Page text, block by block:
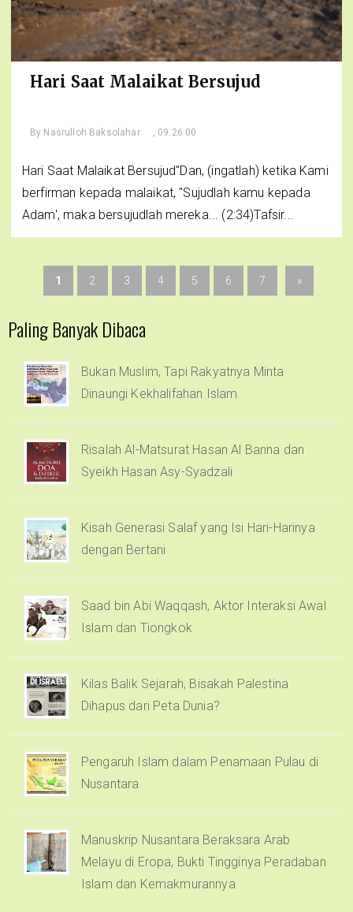
Hari Saat Malaikat Bersujud
By Nasrulloh Baksolahar , 09.26.00
Hari Saat Malaikat Bersujud"Dan, (ingatlah) ketika Kami
berfirman kepada malaikat, "Sujudlah kamu kepada
Adam', maka bersujudlah mereka... (2:34)Tafsir...
1 2 3 4 5 6 7 »
Paling Banyak Dibaca
Bukan Muslim, Tapi Rakyatnya Minta
Dinaungi Kekhalifahan Islam
Risalah Al-Matsurat Hasan Al Banna dan
Syeikh Hasan Asy-Syadzali
Kisah Generasi Salaf yang Isi Hari-Harinya
dengan Bertani
Saad bin Abi Waqqash, Aktor Interaksi Awal
Islam dan Tiongkok
Kilas Balik Sejarah, Bisakah Palestina
Dihapus dari Peta Dunia?
Pengaruh Islam dalam Penamaan Pulau di
Nusantara
Manuskrip Nusantara Beraksara Arab
Melayu di Eropa, Bukti Tingginya Peradaban
Islam dan Kemakmurannya